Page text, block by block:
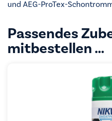
und AEG-ProTex-
Passendes
mitbestellen …